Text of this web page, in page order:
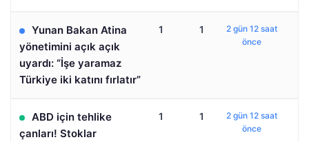
Yunan Bakan Atina
yönetimini açık açık
uyardı: “İşe yaramaz
Türkiye iki katını fırlatır”
1 1
2 gün 12 saat
önce
ABD için tehlike
çanları! Stoklar
1 1
2 gün 12 saat
önce